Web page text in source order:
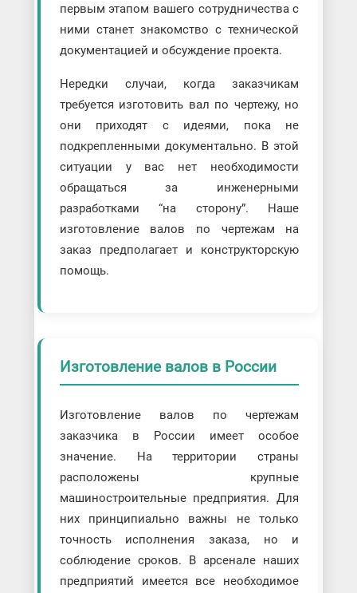
первым этапом вашего сотрудничества с
ними станет знакомство с технической
документацией и обсуждение проекта.
Нередки случаи, когда заказчикам
требуется изготовить вал по чертежу, но
они приходят с идеями, пока не
подкрепленными документально. В этой
ситуации у вас нет необходимости
обращаться за инженерными
разработками “на сторону”. Наше
изготовление валов по чертежам на
заказ предполагает и конструкторскую
помощь.
Изготовление валов в России
Изготовление валов по чертежам
заказчика в России имеет особое
значение. На территории страны
расположены крупные
машиностроительные предприятия. Для
них принципиально важны не только
точность исполнения заказа, но и
соблюдение сроков. В арсенале наших
предприятий имеется все необходимое